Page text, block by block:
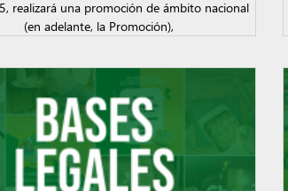
realizará una promoción de ámbito nacional
(en adelante, la Promoción),